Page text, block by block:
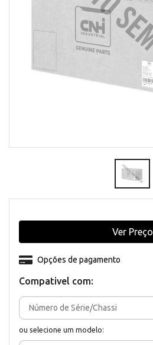
Compativel com:
ou selecione um modelo:
Opções de pagamento
Ver Preço